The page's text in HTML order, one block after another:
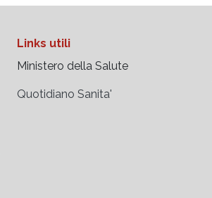
Links utili
Ministero della Salute
Quotidiano Sanita'